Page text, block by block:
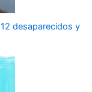
desaparecidos y